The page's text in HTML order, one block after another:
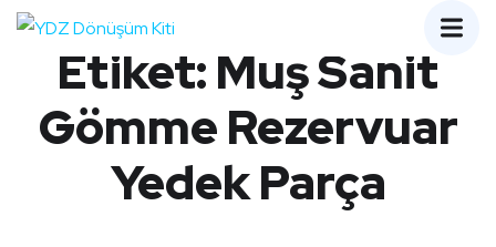
Etiket:Muş Sanit
Gömme Rezervuar
Yedek Parça